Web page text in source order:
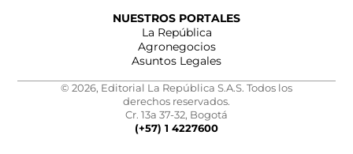
NUESTROS PORTALES
La República
Agronegocios
Asuntos Legales
© 2026, Editorial La República S.A.S. Todos los
derechos reservados.
Cr. 13a 37-32, Bogotá
(+57) 1 4227600